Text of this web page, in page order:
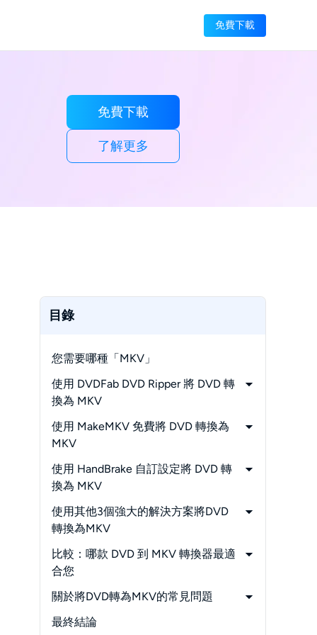
免費下載
免費下載
了解更多
目錄
您需要哪種「MKV」
使用 DVDFab DVD Ripper 將 DVD 轉
換為 MKV
- 步驟 1. 運行 DVD 到 MKV 轉換器並添
加您的來源
- 步驟 3. 編輯您的輸出
使用 MakeMKV 免費將 DVD 轉換為
MKV
- 步驟 1. 安裝並打開 MakeMKV
- 步驟 2. 插入 DVD 並掃描標題
- 步驟 3. 選擇標題、音軌和字幕
- 步驟 4. 設定輸出資料夾並開始轉換
使用 HandBrake 自訂設定將 DVD 轉
換為 MKV
- 步驟 1. 安裝 HandBrake 和所需的庫
- 步驟 2. 打開 HandBrake 並載入 DVD
- 步驟 3. 選擇主要標題和輸出格式
- 步驟 5. 使用 HandBrake 將 DVD 轉換
為 MKV
使用其他3個強大的解決方案將DVD
轉換為MKV
- 1. Freemake DVD Ripper (Windows)
- 2. Wondershare UniConverter
- 3. AnyMP4 DVD Ripper (Windows,
Mac)
比較：哪款 DVD 到 MKV 轉換器最適
合您
- 測試結果：
關於將DVD轉為MKV的常見問題
- DVD翻錄器是否合法？
最終結論